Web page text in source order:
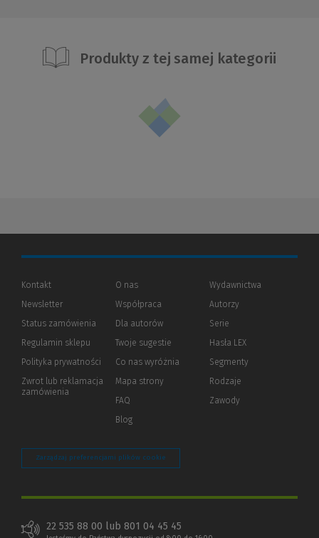
Produkty z tej samej kategorii
Kontakt
Newsletter
Status zamówienia
Regulamin sklepu
Polityka prywatności (Nowe
(Link
innej
Zwrot lub reklamacja
zamówienia
O nas
Współpraca
Dla autorów(Nowe
(Link
innej
Twoje sugestie
Co nas wyróżnia
Mapa strony
FAQ
Blog
Wydawnictwa
Autorzy
Serie
Hasła LEX
Segmenty
Rodzaje
Zawody
Zarządzaj preferencjami plików cookie
22 535 88 00 lub 801 04 45 45